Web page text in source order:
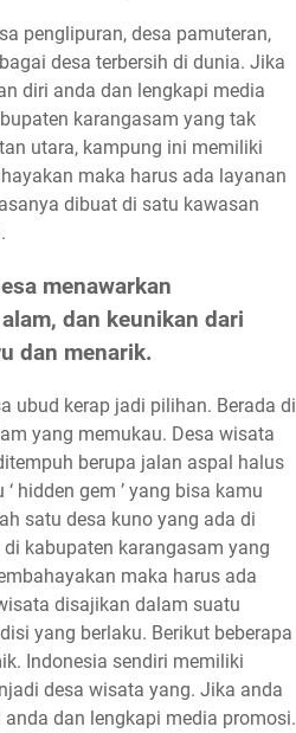
penglipuran, desa pamuteran,
desa terbersih di dunia. Jika
diri anda dan lengkapi media
karangasam yang tak
utara, kampung ini memiliki
maka harus ada layanan
dibuat di satu kawasan
menawarkan
dan keunikan dari
dan menarik.
ubud kerap jadi pilihan. Berada di
yang memukau. Desa wisata
berupa jalan aspal halus
hidden gem ’ yang bisa kamu
satu desa kuno yang ada di
kabupaten karangasam yang
maka harus ada
disajikan dalam suatu
yang berlaku. Berikut beberapa
Indonesia sendiri memiliki
desa wisata yang. Jika anda
dan lengkapi media promosi.